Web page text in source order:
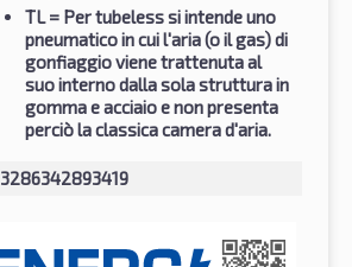
TL= Per tubeless si intende uno
pneumatico in cui l'aria (o il gas) di
gonfiaggio viene trattenuta al
suo interno dalla sola struttura in
gomma e acciaio e non presenta
perciò la classica camera d'aria.
3286342893419